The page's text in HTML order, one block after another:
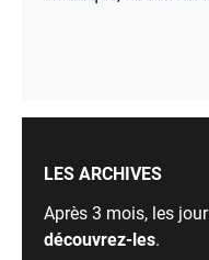
LES ARCHIVES
Après 3 mois, les
découvrez-les.